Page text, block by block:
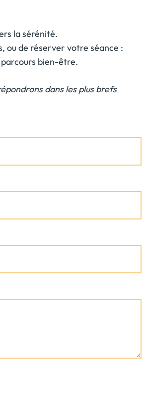
la sérénité.
ou de réserver votre séance :
bien-être.
dans les plus brefs